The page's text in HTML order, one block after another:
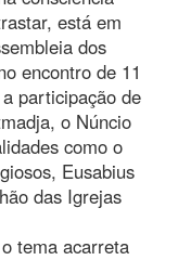
está em
dos
encontro de 11
participação de
o Núncio
como o
Eusabius
das Igrejas
tema acarreta